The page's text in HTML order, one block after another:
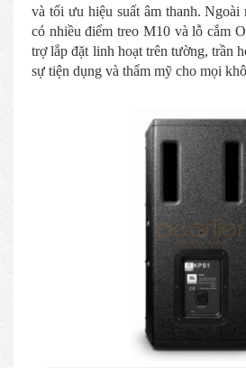
và tối ưu hiệu suất âm thanh.
có nhiều điểm treo M10 và lỗ cắm
trợ lắp đặt linh hoạt trên tường, trần
sự tiện dụng và thẩm mỹ cho mọi